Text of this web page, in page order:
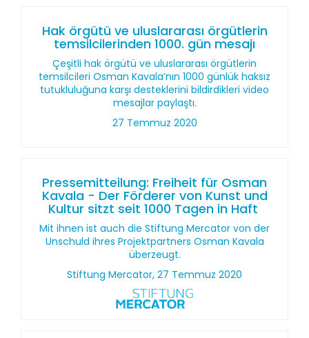
Hak örgütü ve uluslararası örgütlerin
temsilcilerinden 1000. gün mesajı
Çeşitli hak örgütü ve uluslararası örgütlerin
temsilcileri Osman Kavala’nın 1000 günlük haksız
tutukluluğuna karşı desteklerini bildirdikleri video
mesajlar paylaştı.
27 Temmuz 2020
Pressemitteilung: Freiheit für Osman
Kavala - Der Förderer von Kunst und
Kultur sitzt seit 1000 Tagen in Haft
Mit ihnen ist auch die Stiftung Mercator von der
Unschuld ihres Projektpartners Osman Kavala
überzeugt.
Stiftung Mercator, 27 Temmuz 2020